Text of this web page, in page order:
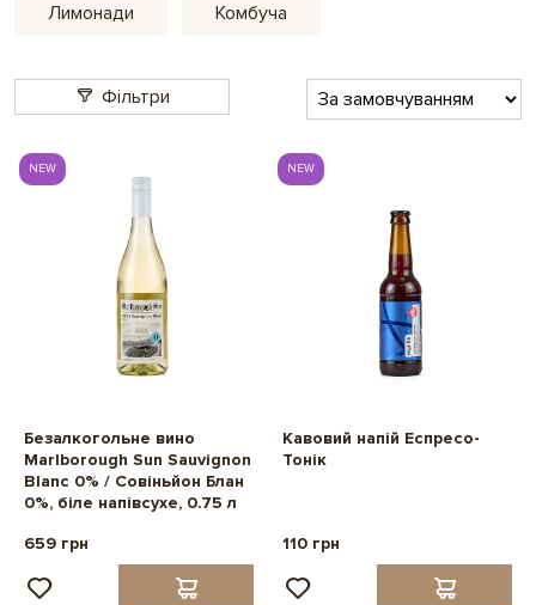
Лимонади Комбуча
Фільтри
NEW
Безалкогольне вино
Marlborough Sun Sauvignon
Blanc 0% / Совіньйон Блан
0%, біле напівсухе, 0.75 л
659 грн
NEW
Кавовий напій Еспресо-
Тонік
110 грн